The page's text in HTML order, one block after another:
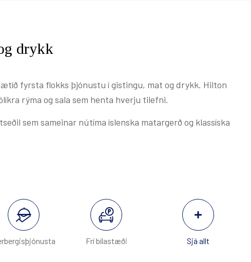
VEITINGASTAÐIR
GJAFABRÉF
LAUS STÖRF
Breyta bókun
drykk
fyrsta flokks þjónustu í gistingu, mat og drykk. Hilton
rýma og sala sem henta hverju tilefni.
sem sameinar nútíma íslenska matargerð og klassíska
Frí bílastæði Sjá allt